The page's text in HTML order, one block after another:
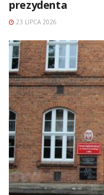
prezydenta
23 LIPCA 2026